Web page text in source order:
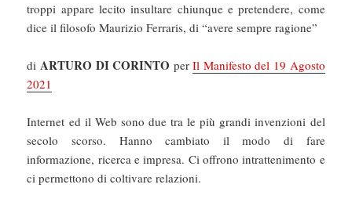
troppi appare lecito insultare chiunque e pretendere, come
dice il filosofo Maurizio Ferraris, di “avere sempre ragione”
diARTURO DI CORINTO perIl Manifesto del 19 Agosto
2021
Internet ed il Web sono due tra le più grandi invenzioni del
secolo scorso. Hanno cambiato il modo di fare
informazione, ricerca e impresa. Ci offrono intrattenimento e
ci permettono di coltivare relazioni.